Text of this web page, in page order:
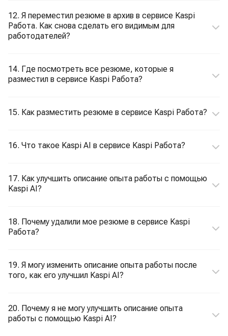
12. Я переместил резюме в архив в сервисе Kaspi
Работа. Как снова сделать его видимым для
работодателей?
14. Где посмотреть все резюме, которые я
разместил в сервисе Kaspi Работа?
15. Как разместить резюме в сервисе Kaspi Работа?
16. Что такое Kaspi AI в сервисе Kaspi Работа?
17. Как улучшить описание опыта работы с помощью
Kaspi AI?
18. Почему удалили мое резюме в сервисе Kaspi
Работа?
19. Я могу изменить описание опыта работы после
того, как его улучшил Kaspi AI?
20. Почему я не могу улучшить описание опыта
работы с помощью Kaspi AI?